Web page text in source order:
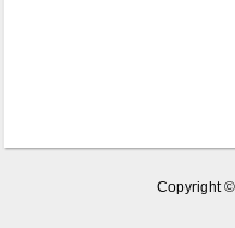
Copyright